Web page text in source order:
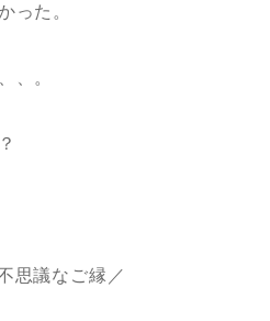
った。
、。
思議なご縁／